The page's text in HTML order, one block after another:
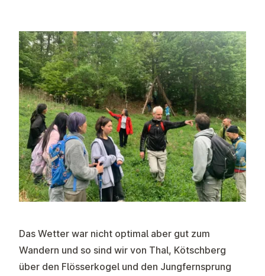
Das Wetter war nicht optimal aber gut zum
Wandern und so sind wir von Thal, Kötschberg
über den Flösserkogel und den Jungfernsprung